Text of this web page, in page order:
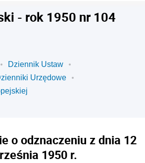
- rok 1950 nr 104
Dziennik Ustaw
Urzędowe
o odznaczeniu z dnia 12
1950 r.